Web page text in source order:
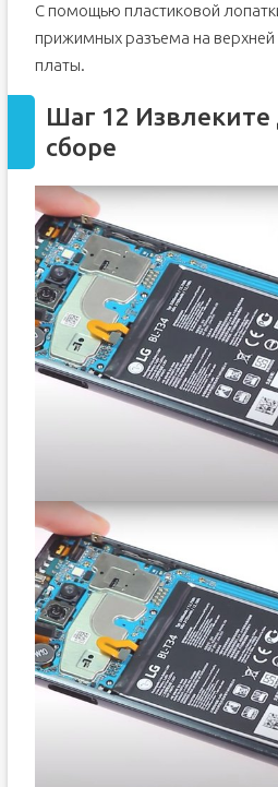
С помощью пластиковой
прижимных разъема на верхней
платы.
Шаг 12
сборе